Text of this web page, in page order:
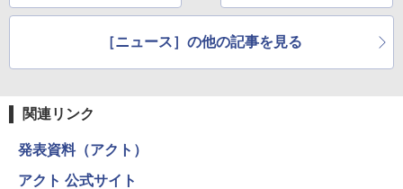
［ニュース］の他の記事を見る
関連リンク
発表資料（アクト）
アクト 公式サイト